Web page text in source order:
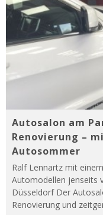
Autosalon am
Renovierung –
Autosommer
Ralf Lennartz mit
Automodellen jenseits
Düsseldorf Der
Renovierung und